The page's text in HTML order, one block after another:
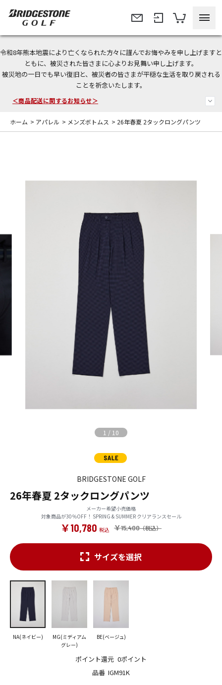
令和8年熊本地震により亡くなられた方々に謹んでお悔やみを申し上げますと
ともに、被災された皆さまに心よりお見舞い申し上げます。
被災地の一日でも早い復旧と、被災者の皆さまが平穏な生活を取り戻される
ことを祈念いたします。
今なら新規会員登録で1,000円OFFクーポンプレゼント！
＜商品配送に関するお知らせ＞
＜夏季休暇中のご注文・発送・お問い合わせ＞
ホーム > アパレル > メンズボトムス > 26年春夏 2タックロングパンツ
1 / 10
BRIDGESTONE GOLF
26年春夏 2タックロングパンツ
メーカー希望小売価格
対象商品が30％OFF！ SPRING & SUMMER クリアランスセール
￥15,400
￥10,780
品番 IGM91K
ポイント還元 0ポイント
サイズを選択
NA(ネイビー)
MG(ミディアム
グレー)
BE(ベージュ)